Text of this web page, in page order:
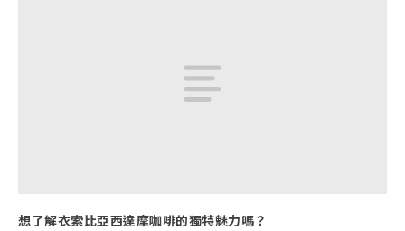
想了解衣索比亞西達摩咖啡的獨特魅力嗎？